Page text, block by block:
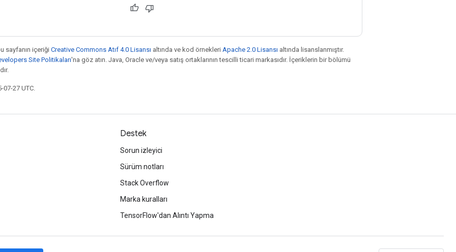
sayfanın içeriği Creative Commons Atıf 4.0 Lisansı altında ve kod örnekleri Apache 2.0 Lisansı altında lisanslanmıştır.
Site Politikaları'na göz atın. Java, Oracle ve/veya satış ortaklarının tescilli ticari markasıdır. İçeriklerin bir bölümü
27 UTC.
Destek
Sorun izleyici
Sürüm notları
Stack Overflow
Marka kuralları
TensorFlow'dan Alıntı Yapma